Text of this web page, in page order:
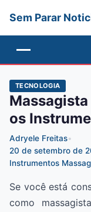
Sem Parar
TECNOLOGIA
os
Adryele Freitas•
20 de setembro de
Instrumentos
Se você está
como